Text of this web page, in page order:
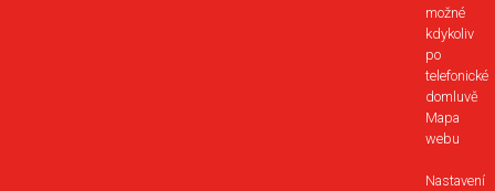
možné
kdykoliv
po
telefonické
domluvě
Mapa
webu
Nastavení